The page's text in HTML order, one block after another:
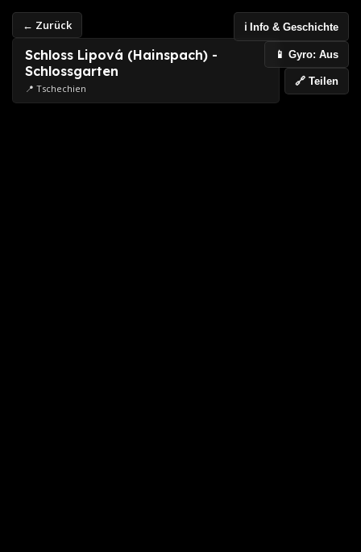
← Zurück
Schloss Lipová (Hainspach) -
Schlossgarten
📍 Tschechien
ℹ️ Info & Geschichte
📱 Gyro: Aus
🔗 Teilen